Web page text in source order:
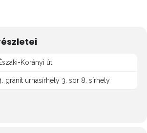
Korányi úti
gránit urnasírhely 3. sor 8. sírhely